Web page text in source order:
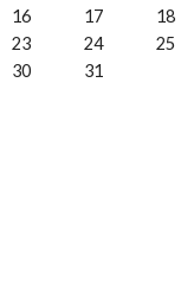
16
17 18
23
24 25
30
31